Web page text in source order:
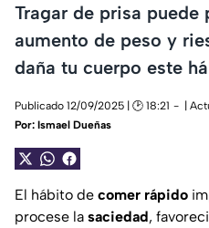
Tragar de prisa
aumento de peso y
daña tu cuerpo este
Publicado 12/09/2025 | 🕑 18:21
|
Por: Ismael Dueñas
El hábito de comer rápido
procese la saciedad,